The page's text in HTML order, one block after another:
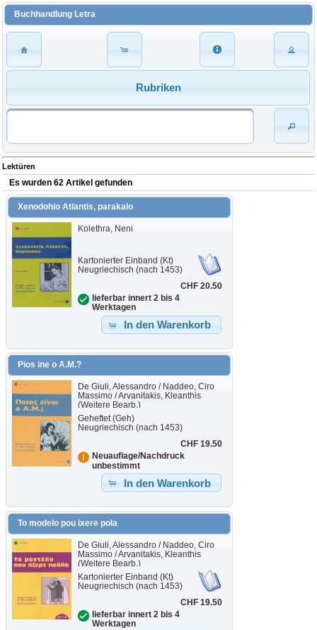
Buchhandlung Letra
Rubriken
Lektüren
Es wurden 62 Artikel gefunden
Xenodohio Atlantis, parakalo
Kolethra, Neni
Kartonierter Einband (Kt)
Neugriechisch (nach 1453)
CHF 20.50
lieferbar innert 2 bis 4
Werktagen
In den Warenkorb
Pios ine o A.M.?
De Giuli, Alessandro / Naddeo, Ciro
Massimo / Arvanitakis, Kleanthis
(Weitere Bearb.)
Geheftet (Geh)
Neugriechisch (nach 1453)
CHF 19.50
Neuauflage/Nachdruck
unbestimmt
In den Warenkorb
To modelo pou ixere pola
De Giuli, Alessandro / Naddeo, Ciro
Massimo / Arvanitakis, Kleanthis
(Weitere Bearb.)
Kartonierter Einband (Kt)
Neugriechisch (nach 1453)
CHF 19.50
lieferbar innert 2 bis 4
Werktagen